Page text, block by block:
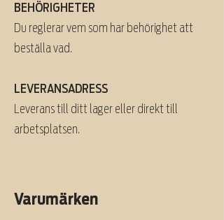
BEHÖRIGHETER
Du reglerar vem som har behörighet att
beställa vad.
LEVERANSADRESS
Leverans till ditt lager eller direkt till
arbetsplatsen.
Varumärken